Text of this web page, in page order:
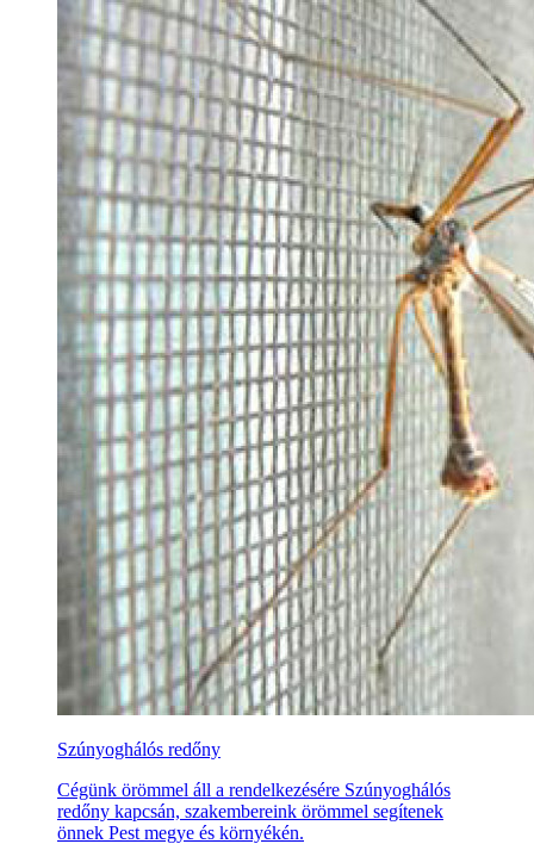
Szúnyoghálós redőny
Cégünk örömmel áll a rendelkezésére Szúnyoghálós
redőny kapcsán, szakembereink örömmel segítenek
önnek Pest megye és környékén.